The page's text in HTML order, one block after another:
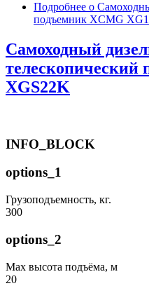
Подробнее о
подъемник XCMG
Самоходный
XGS22K
INFO_BLOCK
options_1
Грузоподъемность, кг.
300
options_2
Max высота подъёма, м
20